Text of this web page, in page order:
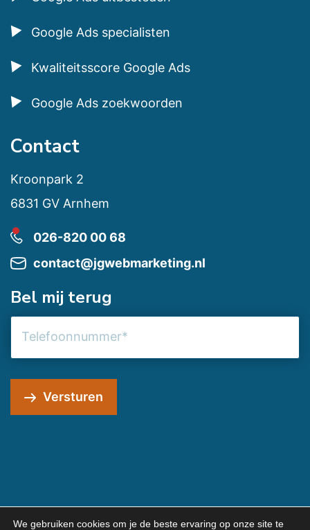
Google Ads specialisten
Kwaliteitsscore Google Ads
Google Ads zoekwoorden
Contact
Kroonpark 2
6831 GV Arnhem
026-820 00 68
contact@jgwebmarketing.nl
Bel mij terug
Versturen
We gebruiken cookies om je de beste ervaring op onze site te